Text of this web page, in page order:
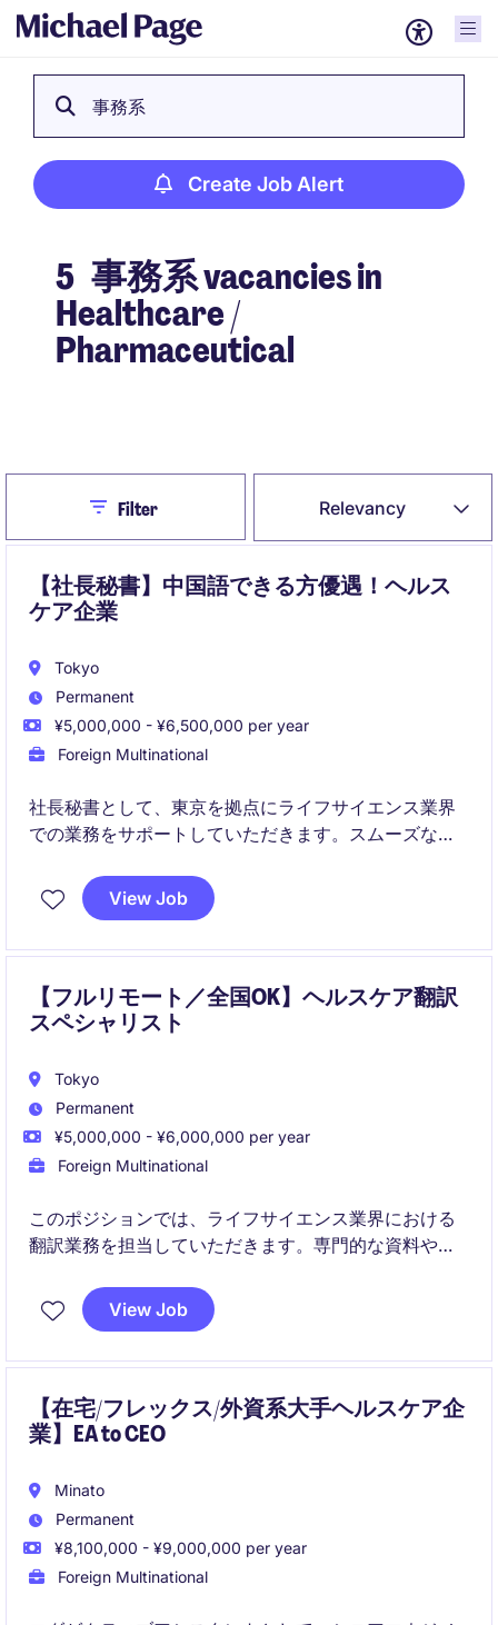
事務系
Create Job Alert
5 事務系 vacancies in
Healthcare /
Pharmaceutical
Relevancy
CloseFilter
【社長秘書】中国語できる方優遇！ヘルス
ケア企業
Tokyo
Permanent
¥5,000,000 - ¥6,500,000 per year
Foreign Multinational
社長秘書として、東京を拠点にライフサイエンス業界
での業務をサポートしていただきます。スムーズな日
が求められるポジションです。
View Job
【フルリモート／全国OK】ヘルスケア翻訳
スペシャリスト
Tokyo
Permanent
¥5,000,000 - ¥6,000,000 per year
Foreign Multinational
このポジションでは、ライフサイエンス業界における
翻訳業務を担当していただきます。専門的な資料や文
View Job
【在宅/フレックス/外資系大手ヘルスケア企
業】EA to CEO
Minato
Permanent
¥8,100,000 - ¥9,000,000 per year
Foreign Multinational